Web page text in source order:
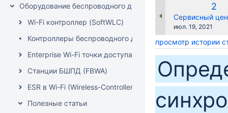
Оборудование беспроводного доступа
Wi-Fi контроллер (SoftWLC)
Контроллеры беспроводного доступа (WLC/vWLC)
Enterprise Wi-Fi точки доступа
Станции БШПД (FBWA)
ESR в Wi-Fi (Wireless-Controller и BRAS)
Полезные статьи
2
Сервисный
Сохранено
июл. 19, 2021
просмотр истории